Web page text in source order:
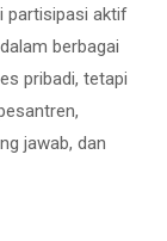
partisipasi aktif
berbagai
pribadi, tetapi
jawab, dan